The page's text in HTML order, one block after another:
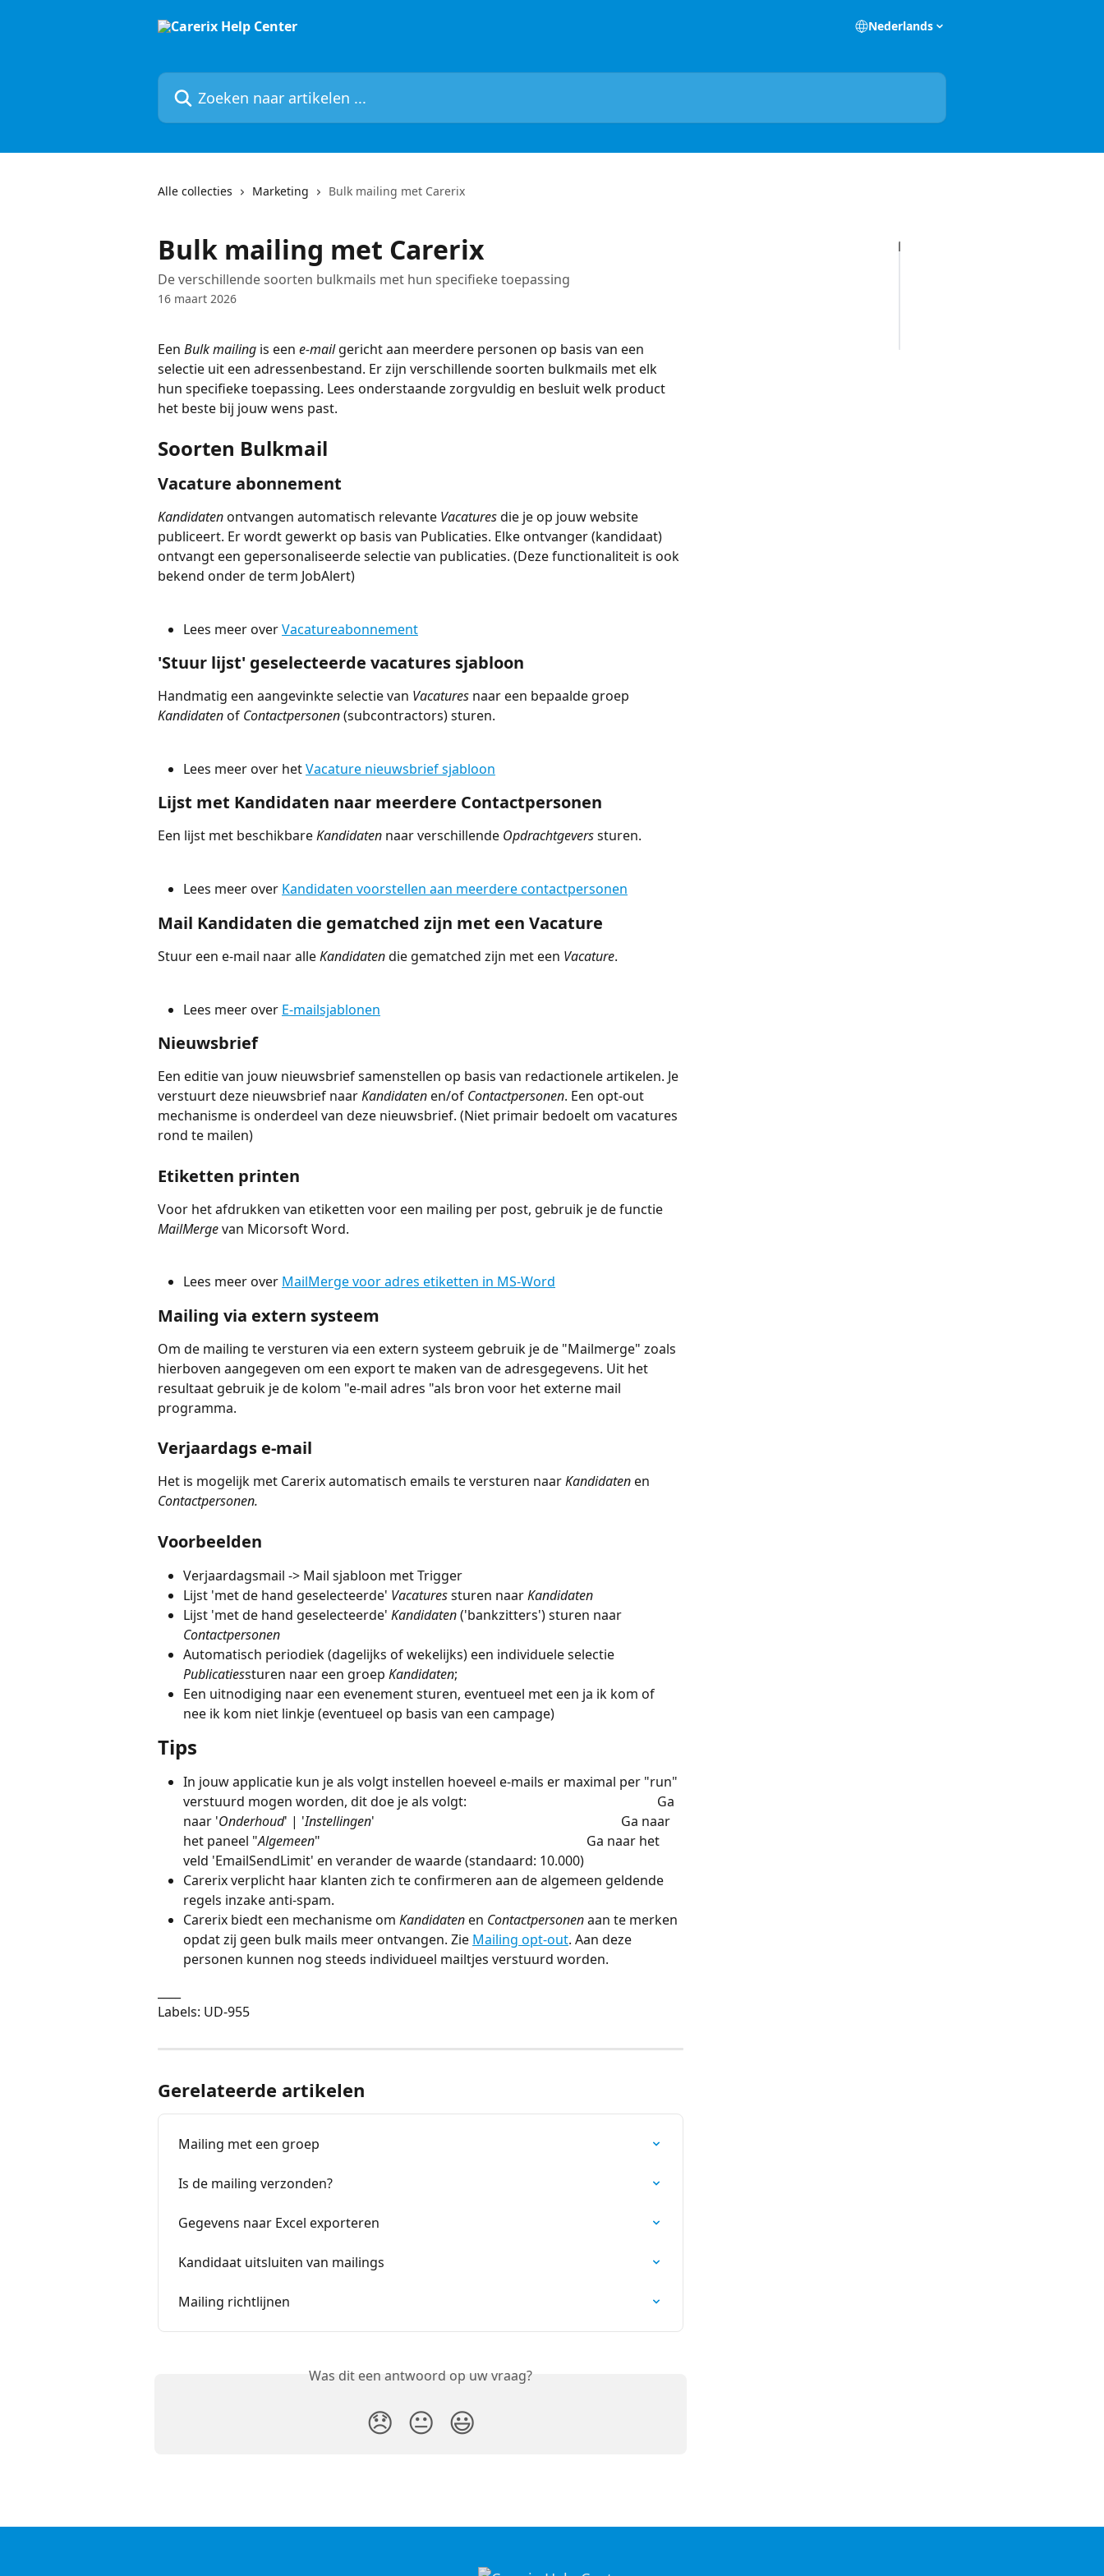
Nederlands
Zoeken naar artikelen ...
Alle collecties Marketing Bulk mailing met Carerix
Bulk mailing met Carerix
De verschillende soorten bulkmails met hun specifieke toepassing
16 maart 2026
Een Bulk mailing is een e-mail gericht aan meerdere personen op basis van een
selectie uit een adressenbestand. Er zijn verschillende soorten bulkmails met elk
hun specifieke toepassing. Lees onderstaande zorgvuldig en besluit welk product
het beste bij jouw wens past.
Soorten Bulkmail
Vacature abonnement
Kandidaten ontvangen automatisch relevante Vacatures die je op jouw website
publiceert. Er wordt gewerkt op basis van Publicaties. Elke ontvanger (kandidaat)
ontvangt een gepersonaliseerde selectie van publicaties. (Deze functionaliteit is ook
bekend onder de term JobAlert)
Lees meer over Vacatureabonnement
'Stuur lijst' geselecteerde vacatures sjabloon
Handmatig een aangevinkte selectie van Vacatures naar een bepaalde groep
Kandidaten of Contactpersonen (subcontractors) sturen.
Lees meer over het Vacature nieuwsbrief sjabloon
Lijst met Kandidaten naar meerdere Contactpersonen
Een lijst met beschikbare Kandidaten naar verschillende Opdrachtgevers sturen.
Lees meer over Kandidaten voorstellen aan meerdere contactpersonen
Mail Kandidaten die gematched zijn met een Vacature
Stuur een e-mail naar alle Kandidaten die gematched zijn met een Vacature.
Lees meer over E-mailsjablonen
Nieuwsbrief
Een editie van jouw nieuwsbrief samenstellen op basis van redactionele artikelen. Je
verstuurt deze nieuwsbrief naar Kandidaten en/of Contactpersonen. Een opt-out
mechanisme is onderdeel van deze nieuwsbrief. (Niet primair bedoelt om vacatures
rond te mailen)
Etiketten printen
Voor het afdrukken van etiketten voor een mailing per post, gebruik je de functie
MailMerge van Micorsoft Word.
Lees meer over MailMerge voor adres etiketten in MS-Word
Mailing via extern systeem
Om de mailing te versturen via een extern systeem gebruik je de "Mailmerge" zoals
hierboven aangegeven om een export te maken van de adresgegevens. Uit het
resultaat gebruik je de kolom "e-mail adres "als bron voor het externe mail
programma.
Verjaardags e-mail
Het is mogelijk met Carerix automatisch emails te versturen naar Kandidaten en
Contactpersonen.
Voorbeelden
Verjaardagsmail -> Mail sjabloon met Trigger
Lijst 'met de hand geselecteerde' Vacatures sturen naar Kandidaten
Lijst 'met de hand geselecteerde' Kandidaten ('bankzitters') sturen naar
Contactpersonen
Automatisch periodiek (dagelijks of wekelijks) een individuele selectie
Publicatiessturen naar een groep Kandidaten;
Een uitnodiging naar een evenement sturen, eventueel met een ja ik kom of
nee ik kom niet linkje (eventueel op basis van een campage)
Tips
In jouw applicatie kun je als volgt instellen hoeveel e-mails er maximal per "run"
verstuurd mogen worden, dit doe je als volgt:                                                          Ga
naar 'Onderhoud' | 'Instellingen'                                                                           Ga naar
het paneel "Algemeen"                                                                                 Ga naar het
veld 'EmailSendLimit' en verander de waarde (standaard: 10.000)
Carerix verplicht haar klanten zich te confirmeren aan de algemeen geldende
regels inzake anti-spam.
Carerix biedt een mechanisme om Kandidaten en Contactpersonen aan te merken
opdat zij geen bulk mails meer ontvangen. Zie Mailing opt-out. Aan deze
personen kunnen nog steeds individueel mailtjes verstuurd worden.
Labels: UD-955
Gerelateerde artikelen
Mailing met een groep
Is de mailing verzonden?
Gegevens naar Excel exporteren
Kandidaat uitsluiten van mailings
Mailing richtlijnen
Was dit een antwoord op uw vraag?
😞 😐 😃